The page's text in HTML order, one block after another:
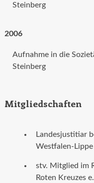
Steinberg
2006
Aufnahme in die
Steinberg
Mitgliedschaften
Landesjustitiar
Westfalen-Lippe
stv. Mitglied im
Roten Kreuzes